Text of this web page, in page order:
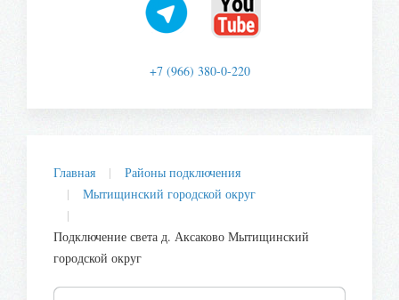
+7 (966) 380-0-220
Главная
Районы подключения
Мытищинский городской округ
Подключение света д. Аксаково Мытищинский
городской округ